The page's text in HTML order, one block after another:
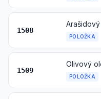
1508
POLOŽKA
1509
POLOŽKA